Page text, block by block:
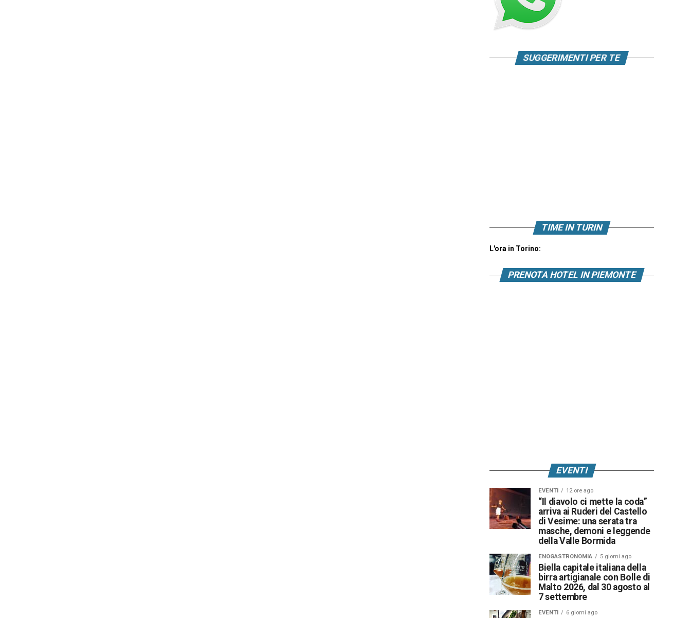
SUGGERIMENTI PER TE
TIME IN TURIN
L'ora in Torino:
PRENOTA HOTEL IN PIEMONTE
EVENTI
EVENTI 12 ore ago
“Il diavolo ci mette la coda”
arriva ai Ruderi del Castello
di Vesime: una serata tra
masche, demoni e leggende
della Valle Bormida
ENOGASTRONOMIA 5 giorni ago
Biella capitale italiana della
birra artigianale con Bolle di
Malto 2026, dal 30 agosto al
7 settembre
EVENTI 6 giorni ago